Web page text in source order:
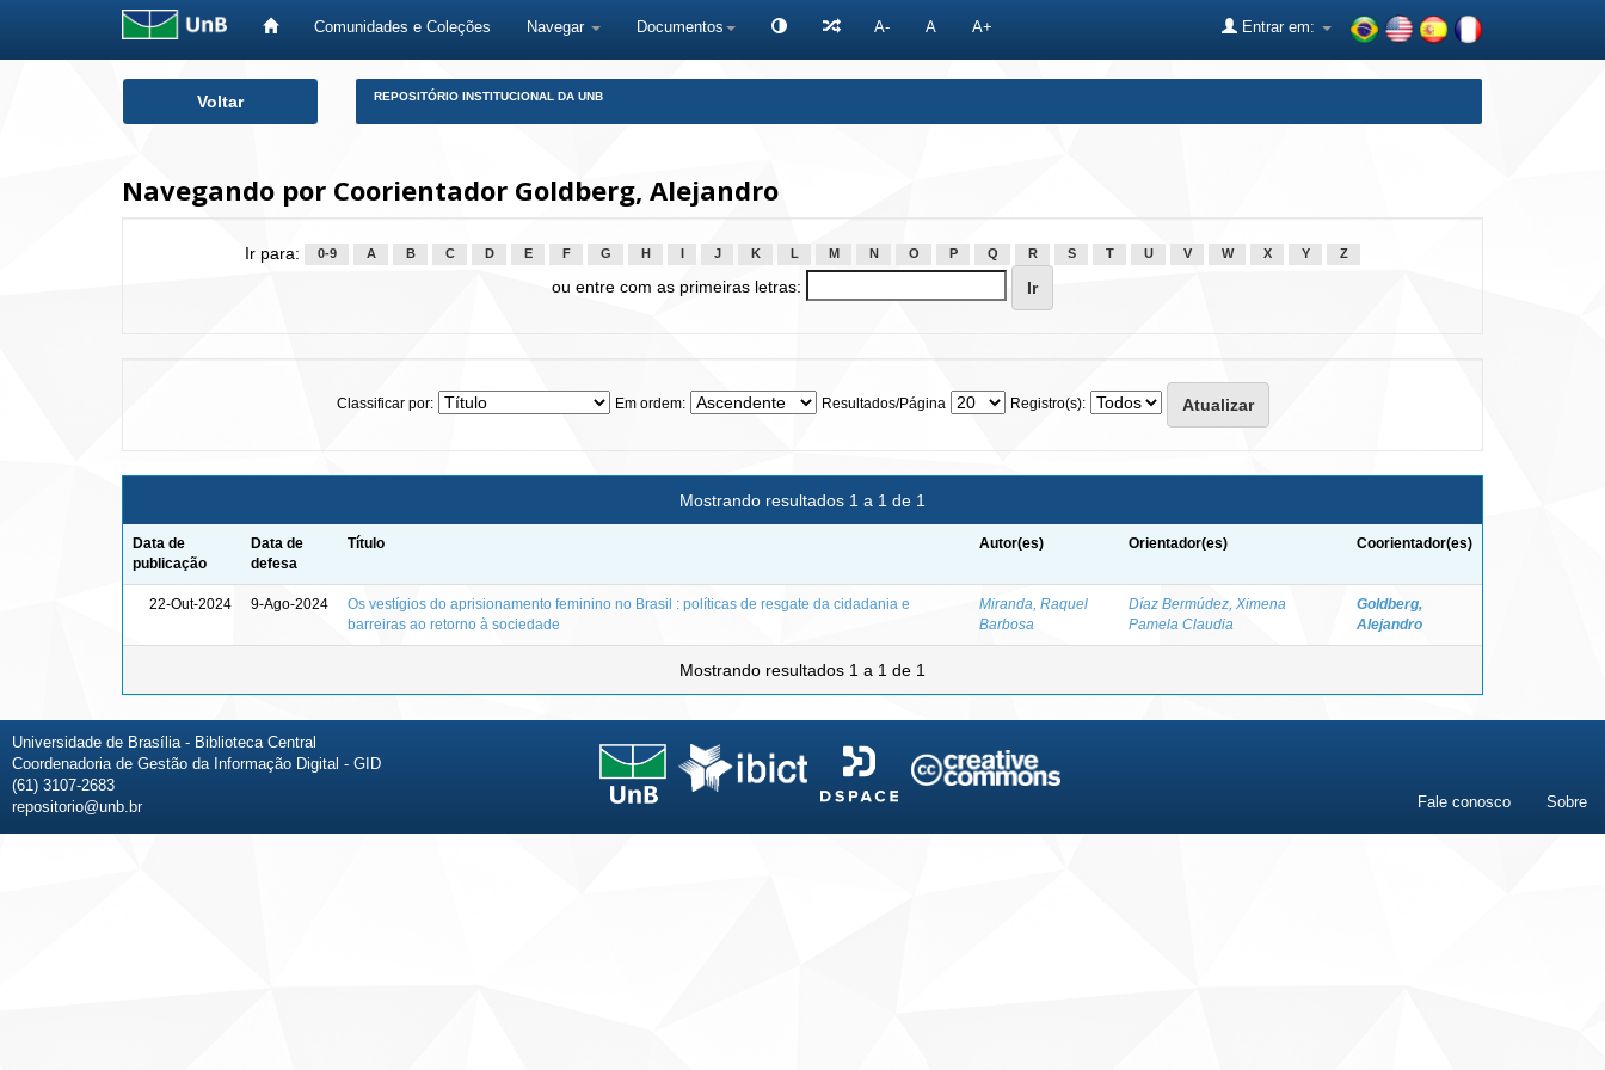
Comunidades e Coleções Navegar Documentos A- A A+ Entrar em:
Voltar REPOSITÓRIO INSTITUCIONAL DA UNB
Navegando por Coorientador Goldberg, Alejandro
Ir para: 0-9 A B C D E F G H J K L M N O P Q R S T U V W X Y Z
ou entre com as primeiras letras:
Classificar por: Em ordem: Resultados/Página Registro(s):
Mostrando resultados 1 a 1 de 1
Data de
publicação
Data de
defesa
Título Autor(es) Orientador(es) Coorientador(es)
22-Out-2024 9-Ago-2024
Os vestígios do aprisionamento feminino no Brasil : políticas de resgate da cidadania e
barreiras ao retorno à sociedade
Miranda, Raquel
Barbosa
Díaz Bermúdez, Ximena
Pamela Claudia
Goldberg,
Alejandro
Mostrando resultados 1 a 1 de 1
Universidade de Brasília - Biblioteca Central
Coordenadoria de Gestão da Informação Digital - GID
(61) 3107-2683
repositorio@unb.br
Fale conosco Sobre